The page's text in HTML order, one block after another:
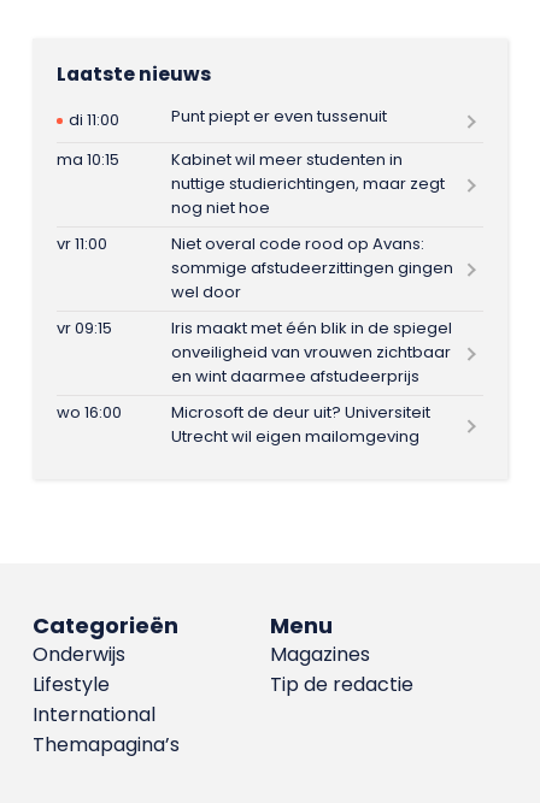
Laatste nieuws
di 11:00
Punt piept er even tussenuit
ma 10:15
Kabinet wil meer studenten in
nuttige studierichtingen, maar zegt
nog niet hoe
vr 11:00
Niet overal code rood op Avans:
sommige afstudeerzittingen gingen
wel door
vr 09:15
Iris maakt met één blik in de spiegel
onveiligheid van vrouwen zichtbaar
en wint daarmee afstudeerprijs
wo 16:00
Microsoft de deur uit? Universiteit
Utrecht wil eigen mailomgeving
Menu
Magazines
Tip de redactie
Categorieën
Onderwijs
Lifestyle
International
Themapagina’s